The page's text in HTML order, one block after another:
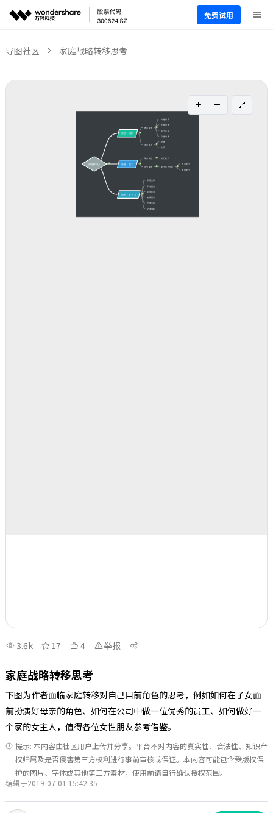
免费试用
导图社区 家庭战略转移思考
3.6k 17 4 举报
家庭战略转移思考
下图为作者面临家庭转移对自己目前角色的思考，例如如何在子女面
前扮演好母亲的角色、如何在公司中做一位优秀的员工、如何做好一
个家的女主人，值得各位女性朋友参考借鉴。
提示: 本内容由社区用户上传并分享。平台不对内容的真实性、合法性、知识产
权归属及是否侵害第三方权利进行事前审核或保证。本内容可能包含受版权保
护的图片、字体或其他第三方素材，使用前请自行确认授权范围。
编辑于2019-07-01 15:42:35